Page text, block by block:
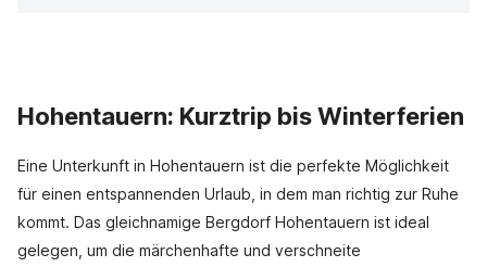
Hohentauern: Kurztrip bis Winterferien
Eine Unterkunft in Hohentauern ist die perfekte Möglichkeit
für einen entspannenden Urlaub, in dem man richtig zur Ruhe
kommt. Das gleichnamige Bergdorf Hohentauern ist ideal
gelegen, um die märchenhafte und verschneite